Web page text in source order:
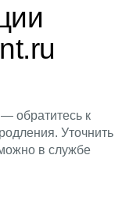
обратитесь к
Уточнить
в службе